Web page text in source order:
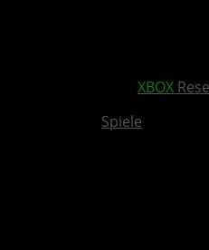
XBOX
Spiele